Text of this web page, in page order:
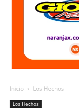
Inicio Los Hechos
Los Hechos